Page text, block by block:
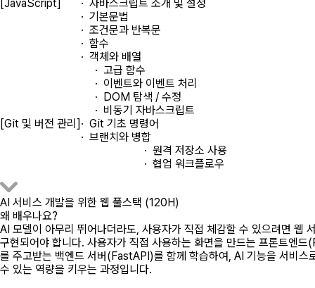
[JavaScript]
· 자바스크립트 소개 및 설정
· 기본문법
· 조건문과 반복문
· 함수
· 객체와 배열
· 고급 함수
· 이벤트와 이벤트 처리
· DOM 탐색 / 수정
· 비동기 자바스크립트
[Git 및 버전 관리] · Git 기초 명령어
· 브랜치와 병합
· 원격 저장소 사용
· 협업 워크플로우
AI 서비스 개발을 위한 웹 풀스택 (120H)
왜 배우나요?
AI 모델이 아무리 뛰어나더라도, 사용자가 직접 체감할 수 있으려면 웹
구현되어야 합니다. 사용자가 직접 사용하는 화면을 만드는 프론트엔
를 주고받는 백엔드 서버(FastAPI)를 함께 학습하여, AI 기능을 서비스
수 있는 역량을 키우는 과정입니다.